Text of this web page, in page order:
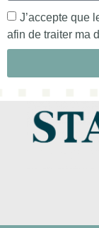
J’accepte que
afin de traiter ma